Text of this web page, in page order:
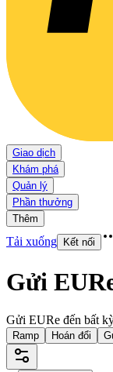
Giao dịch
Khám phá
Quản lý
Phần thưởng
Thêm
Tải xuống Kết nối
Gửi
Gửi EURe đến bất
Ramp Hoán đổi